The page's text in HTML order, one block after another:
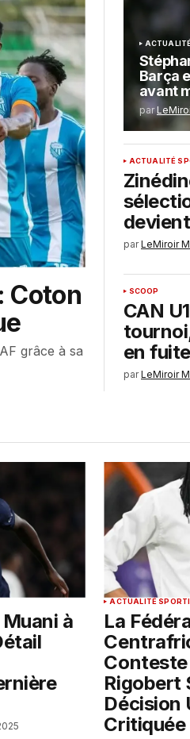
Coton
grâce à sa
Barça
avant
par
ACTUALITÉ
par LeMiroir
SCOOP
CAN
en
par LeMiroir
à
ACTUALITÉ
La
Rigobert
Décision
Critiquée